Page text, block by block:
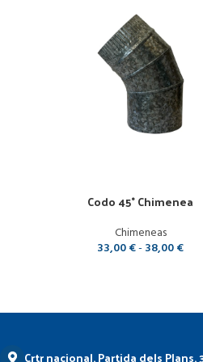
Codo 45° Chimenea
Chimeneas
33,00€- 38,00€
Crtr nacional, Partida dels Plans,